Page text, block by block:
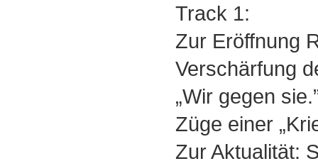
Track 1:
Zur Eröffnung
Verschärfung
„Wir gegen
Züge einer
Zur Aktualität: